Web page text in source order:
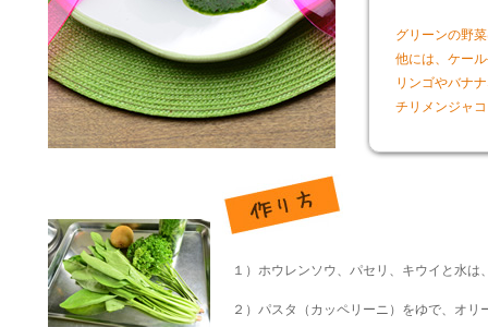
グリーンの野
他には、ケー
リンゴやバナ
チリメンジャ
１）ホウレンソウ、パセリ、キウイと水
２）パスタ（カッペリーニ）をゆで、オ